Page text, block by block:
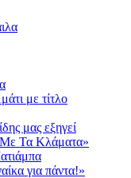
με τίτλο
μας εξηγεί
Με Τα Κλάματα»
για πάντα!»